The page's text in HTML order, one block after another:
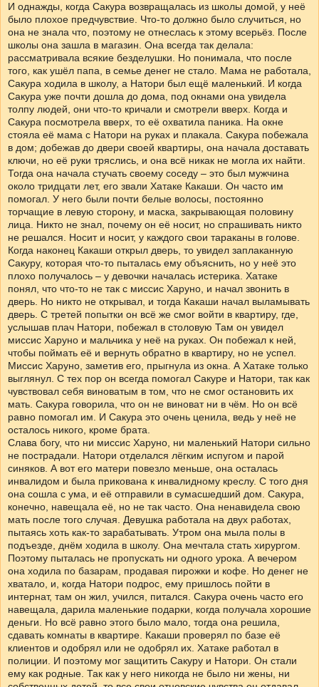
И однажды, когда Сакура возвращалась из школы домой, у неё
было плохое предчувствие. Что-то должно было случиться, но
она не знала что, поэтому не отнеслась к этому всерьёз. После
школы она зашла в магазин. Она всегда так делала:
рассматривала всякие безделушки. Но понимала, что после
того, как ушёл папа, в семье денег не стало. Мама не работала,
Сакура ходила в школу, а Натори был ещё маленький. И когда
Сакура уже почти дошла до дома, под окнами она увидела
толпу людей, они что-то кричали и смотрели вверх. Когда и
Сакура посмотрела вверх, то её охватила паника. На окне
стояла её мама с Натори на руках и плакала. Сакура побежала
в дом; добежав до двери своей квартиры, она начала доставать
ключи, но её руки тряслись, и она всё никак не могла их найти.
Тогда она начала стучать своему соседу – это был мужчина
около тридцати лет, его звали Хатаке Какаши. Он часто им
помогал. У него были почти белые волосы, постоянно
торчащие в левую сторону, и маска, закрывающая половину
лица. Никто не знал, почему он её носит, но спрашивать никто
не решался. Носит и носит, у каждого свои тараканы в голове.
Когда наконец Какаши открыл дверь, то увидел заплаканную
Сакуру, которая что-то пыталась ему объяснить, но у неё это
плохо получалось – у девочки началась истерика. Хатаке
понял, что что-то не так с миссис Харуно, и начал звонить в
дверь. Но никто не открывал, и тогда Какаши начал выламывать
дверь. С третей попытки он всё же смог войти в квартиру, где,
услышав плач Натори, побежал в столовую Там он увидел
миссис Харуно и мальчика у неё на руках. Он побежал к ней,
чтобы поймать её и вернуть обратно в квартиру, но не успел.
Миссис Харуно, заметив его, прыгнула из окна. А Хатаке только
выглянул. С тех пор он всегда помогал Сакуре и Натори, так как
чувствовал себя виноватым в том, что не смог остановить их
мать. Сакура говорила, что он не виноват ни в чём. Но он всё
равно помогал им. И Сакура это очень ценила, ведь у неё не
осталось никого, кроме брата.
Слава богу, что ни миссис Харуно, ни маленький Натори сильно
не пострадали. Натори отделался лёгким испугом и парой
синяков. А вот его матери повезло меньше, она осталась
инвалидом и была прикована к инвалидному креслу. С того дня
она сошла с ума, и её отправили в сумасшедший дом. Сакура,
конечно, навещала её, но не так часто. Она ненавидела свою
мать после того случая. Девушка работала на двух работах,
пытаясь хоть как-то зарабатывать. Утром она мыла полы в
подъезде, днём ходила в школу. Она мечтала стать хирургом.
Поэтому пыталась не пропускать ни одного урока. А вечером
она ходила по базарам, продавая пирожки и кофе. Но денег не
хватало, и, когда Натори подрос, ему пришлось пойти в
интернат, там он жил, учился, питался. Сакура очень часто его
навещала, дарила маленькие подарки, когда получала хорошие
деньги. Но всё равно этого было мало, тогда она решила,
сдавать комнаты в квартире. Какаши проверял по базе её
клиентов и одобрял или не одобрял их. Хатаке работал в
полиции. И поэтому мог защитить Сакуру и Натори. Он стали
ему как родные. Так как у него никогда не было ни жены, ни